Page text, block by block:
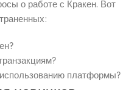
о работе с Кракен. Вот
платформы?